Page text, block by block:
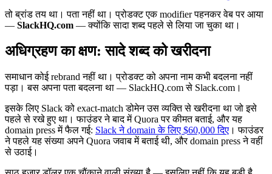
तो ब्रांड तय था। पता नहीं था। प्रोडक्ट एक modifier पहनकर वेब पर आया
— SlackHQ.com — क्योंकि सादा शब्द पहले से लिया जा चुका था।
अधिग्रहण का क्षण: सादे शब्द को खरीदना
समाधान कोई rebrand नहीं था। प्रोडक्ट को अपना नाम कभी बदलना नहीं
पड़ा। बस अपना पता बदलना था — SlackHQ.com से Slack.com।
इसके लिए Slack को exact-match डोमेन उस व्यक्ति से खरीदना था जो इसे
पहले से रखे हुए था। फाउंडर ने बाद में Quora पर कीमत बताई, और यह
domain press में फैल गई: Slack ने domain के लिए $60,000 दिए । फाउंडर
ने पहले यह संख्या अपने Quora जवाब में बताई थी, और domain press ने वहीं
से उठाई।